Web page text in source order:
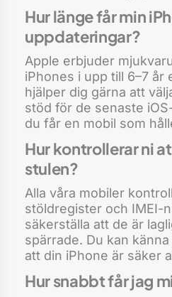
Hur länge får min
uppdateringar?
Apple erbjuder
iPhones i upp till 6–7 år
hjälper dig gärna att
stöd för de senaste
du får en mobil som
Hur kontrollerar ni
stulen?
Alla våra mobiler
stöldregister och IMEI-
säkerställa att de är
spärrade. Du kan
att din iPhone är säker
Hur snabbt får jag